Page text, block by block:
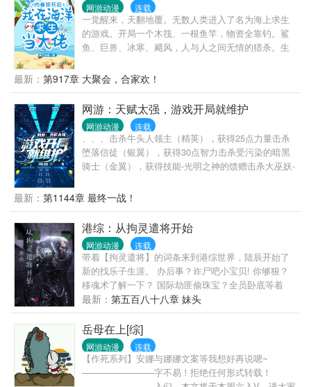
网游动漫 连载
一觉醒来，天翻地覆。无数人类进入了名为海上求生
的游戏。开局一个木筏、一根鱼竿，物资全靠钓。鲨
鱼、巨兽、冰寒、飓风，人与人之间无情的猎杀。生
个游戏，第一天就获得了一个神级空间——桃源圣
境。这个空间可种田养殖，每天还可以进行气运加
持，每天一个欧皇小技巧：第一天：桃源圣境今日气
运加持——双喜临门（物资双倍）第二天：今日气运
加持——鸿运当头第三天：今日气运加持——好运连
连……在别人艰难求生，朝不保夕，苦难重重时，陆
星辰种奇珍、吃异果、做美食、收萌宠、战异兽，过
得风生水起。她把木筏建造成了一个巨大的水上别
佬中的大佬……她的宠物个个不一般，一号宠物美丽
且粗暴，二号宠物娇小且腹黑，三号宠物狡诈又社
牛……它们有共同的特点——都是吃货！注：本文无
CP
最新： 第917章 大聚会，合家欢！
网游：天赋太强，游戏开局就维护
网游动漫 连载
、、、击杀牛头人领主（精英），获得25点力量击杀
堕落信徒（银翼），获得30点智力击杀受污染的暗黑
骑士（金翼），获得技能-光明之神的馈赠击杀大巫妖-
狼，腰部爆发力获得大幅度的提升嗯？是不是混进来
了什么奇怪的东西？重生归来的林夕，再一次面对深
渊入侵，誓要守护人族！深渊之主：他一刀秒掉了我
千万大军？？？！
最新： 第1144章 最终一战！
港综：从拘灵遣将开始
网游动漫 连载
带着【拘灵遣将】的词条来到港综世界，陆辰开始了
新的找乐子生涯。 办后事？诈尸吧小宝贝! 你够狠？
移魂术了解一下？ 国际劫匪偷珠宝？全员卧底等着
你！ …… 陆辰：乐子人其乐无穷！
最新： 第五百八十八章 妹头
岳母在上[综]
网游动漫 连载
【作死系列】安娜与娜娜文案等我想好再说嗯~
————————字不易！拒绝任何形式转载！